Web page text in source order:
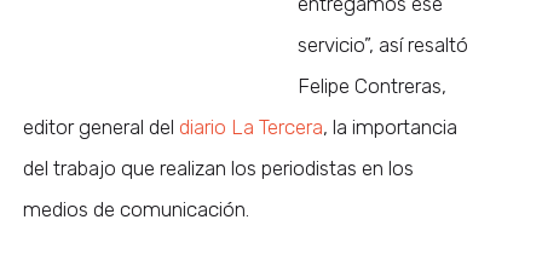
servicio”, así resaltó
Felipe Contreras,
editor general del diario La Tercera, la importancia
del trabajo que realizan los periodistas en los
medios de comunicación.